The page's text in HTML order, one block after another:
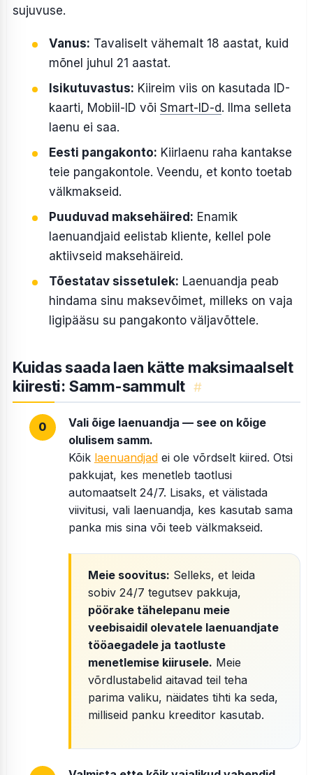
sujuvuse.
Vanus: Tavaliselt vähemalt 18 aastat, kuid
mõnel juhul 21 aastat.
Isikutuvastus: Kiireim viis on kasutada ID-
kaarti, Mobiil-ID või Smart-ID-d. Ilma selleta
laenu ei saa.
Eesti pangakonto: Kiirlaenu raha kantakse
teie pangakontole. Veendu, et konto toetab
välkmakseid.
Puuduvad maksehäired: Enamik
laenuandjaid eelistab kliente, kellel pole
aktiivseid maksehäireid.
Tõestatav sissetulek: Laenuandja peab
hindama sinu maksevõimet, milleks on vaja
ligipääsu su pangakonto väljavõttele.
Kuidas saada laen kätte maksimaalselt
kiiresti: Samm-sammult #
Vali õige laenuandja — see on kõige
olulisem samm.
Kõik laenuandjadei ole võrdselt kiired. Otsi
pakkujat, kes menetleb taotlusi
automaatselt 24/7. Lisaks, et välistada
viivitusi, vali laenuandja, kes kasutab sama
panka mis sina või teeb välkmakseid.
Meie soovitus: Selleks, et leida
sobiv 24/7 tegutsev pakkuja,
pöörake tähelepanu meie
veebisaidil olevatele laenuandjate
tööaegadele ja taotluste
menetlemise kiirusele. Meie
võrdlustabelid aitavad teil teha
parima valiku, näidates tihti ka seda,
milliseid panku kreeditor kasutab.